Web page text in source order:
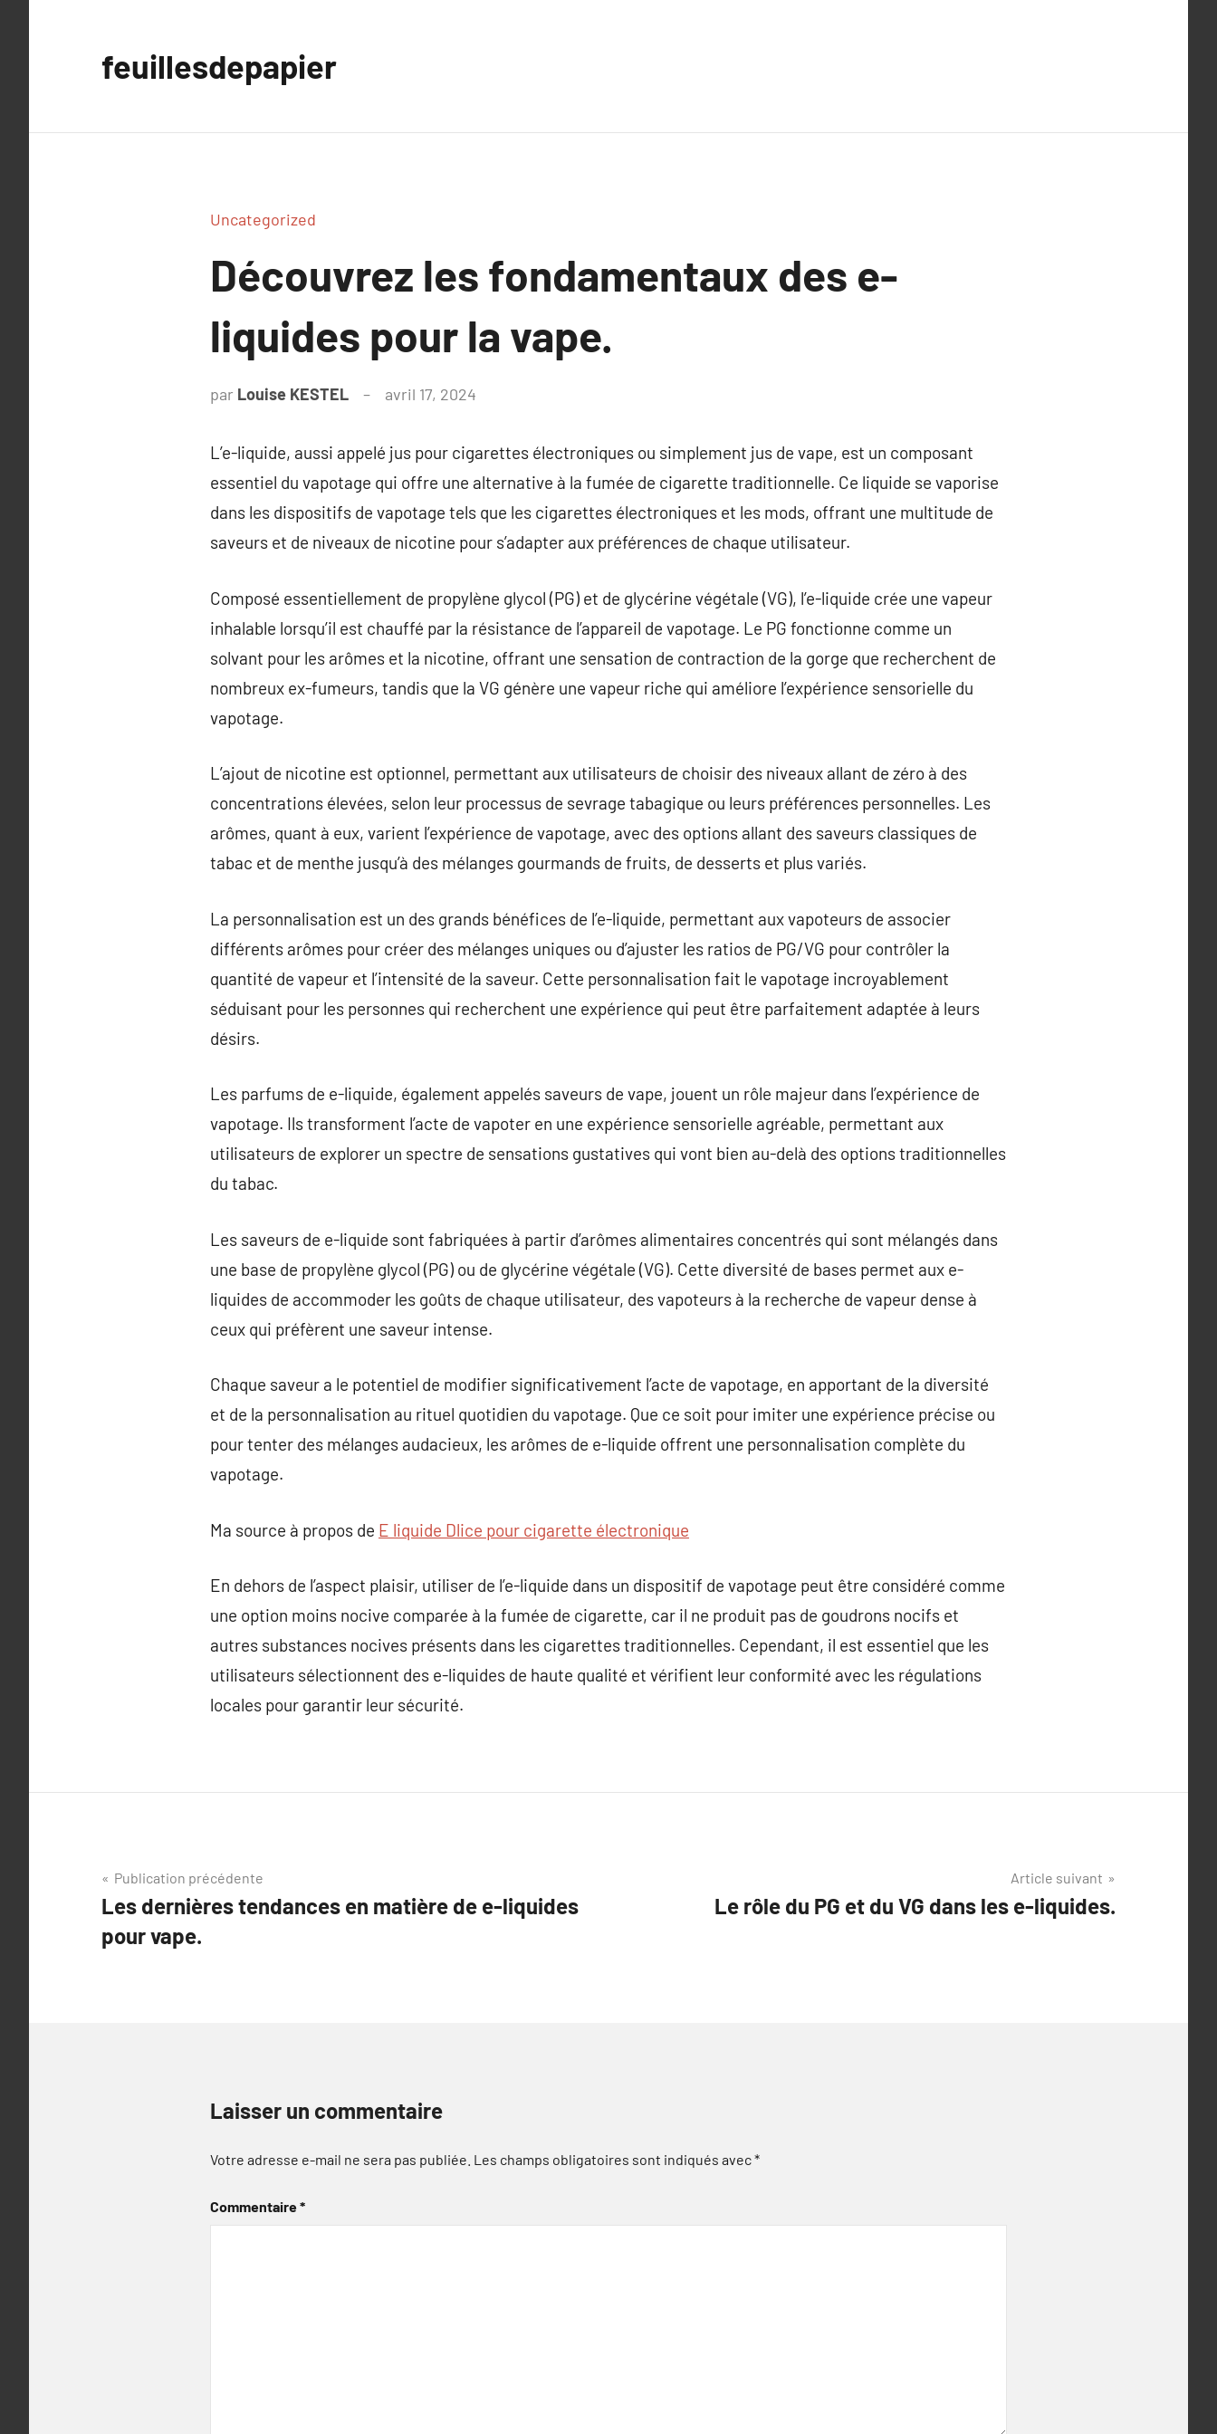
feuillesdepapier
Uncategorized
Découvrez les fondamentaux des e-
liquides pour la vape.
par Louise KESTEL avril 17, 2024
L’e-liquide, aussi appelé jus pour cigarettes électroniques ou simplement jus de vape, est un composant
essentiel du vapotage qui offre une alternative à la fumée de cigarette traditionnelle. Ce liquide se vaporise
dans les dispositifs de vapotage tels que les cigarettes électroniques et les mods, offrant une multitude de
saveurs et de niveaux de nicotine pour s’adapter aux préférences de chaque utilisateur.
Composé essentiellement de propylène glycol (PG) et de glycérine végétale (VG), l’e-liquide crée une vapeur
inhalable lorsqu’il est chauffé par la résistance de l’appareil de vapotage. Le PG fonctionne comme un
solvant pour les arômes et la nicotine, offrant une sensation de contraction de la gorge que recherchent de
nombreux ex-fumeurs, tandis que la VG génère une vapeur riche qui améliore l’expérience sensorielle du
vapotage.
L’ajout de nicotine est optionnel, permettant aux utilisateurs de choisir des niveaux allant de zéro à des
concentrations élevées, selon leur processus de sevrage tabagique ou leurs préférences personnelles. Les
arômes, quant à eux, varient l’expérience de vapotage, avec des options allant des saveurs classiques de
tabac et de menthe jusqu’à des mélanges gourmands de fruits, de desserts et plus variés.
La personnalisation est un des grands bénéfices de l’e-liquide, permettant aux vapoteurs de associer
différents arômes pour créer des mélanges uniques ou d’ajuster les ratios de PG/VG pour contrôler la
quantité de vapeur et l’intensité de la saveur. Cette personnalisation fait le vapotage incroyablement
séduisant pour les personnes qui recherchent une expérience qui peut être parfaitement adaptée à leurs
désirs.
Les parfums de e-liquide, également appelés saveurs de vape, jouent un rôle majeur dans l’expérience de
vapotage. Ils transforment l’acte de vapoter en une expérience sensorielle agréable, permettant aux
utilisateurs de explorer un spectre de sensations gustatives qui vont bien au-delà des options traditionnelles
du tabac.
Les saveurs de e-liquide sont fabriquées à partir d’arômes alimentaires concentrés qui sont mélangés dans
une base de propylène glycol (PG) ou de glycérine végétale (VG). Cette diversité de bases permet aux e-
liquides de accommoder les goûts de chaque utilisateur, des vapoteurs à la recherche de vapeur dense à
ceux qui préfèrent une saveur intense.
Chaque saveur a le potentiel de modifier significativement l’acte de vapotage, en apportant de la diversité
et de la personnalisation au rituel quotidien du vapotage. Que ce soit pour imiter une expérience précise ou
pour tenter des mélanges audacieux, les arômes de e-liquide offrent une personnalisation complète du
vapotage.
Ma source à propos de E liquide Dlice pour cigarette électronique
En dehors de l’aspect plaisir, utiliser de l’e-liquide dans un dispositif de vapotage peut être considéré comme
une option moins nocive comparée à la fumée de cigarette, car il ne produit pas de goudrons nocifs et
autres substances nocives présents dans les cigarettes traditionnelles. Cependant, il est essentiel que les
utilisateurs sélectionnent des e-liquides de haute qualité et vérifient leur conformité avec les régulations
locales pour garantir leur sécurité.
Navigation
de
l’article
Publication précédente
Les dernières tendances en matière de e-liquides
pour vape.
Article suivant
Le rôle du PG et du VG dans les e-liquides.
Laisser un commentaire
Votre adresse e-mail ne sera pas publiée. Les champs obligatoires sont indiqués avec*
Commentaire*